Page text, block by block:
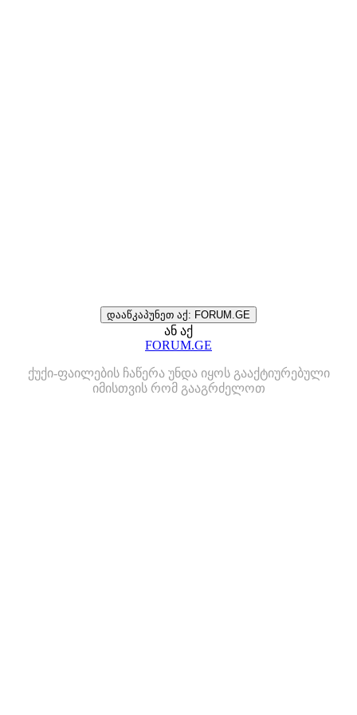
დააწკაპუნეთ აქ: FORUM.GE
ან აქ
FORUM.GE
ქუქი-ფაილების ჩაწერა უნდა იყოს გააქტიურებული
იმისთვის რომ გააგრძელოთ